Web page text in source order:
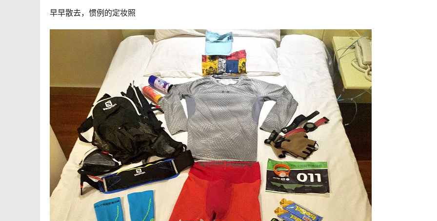
早早散去，惯例的定妆照